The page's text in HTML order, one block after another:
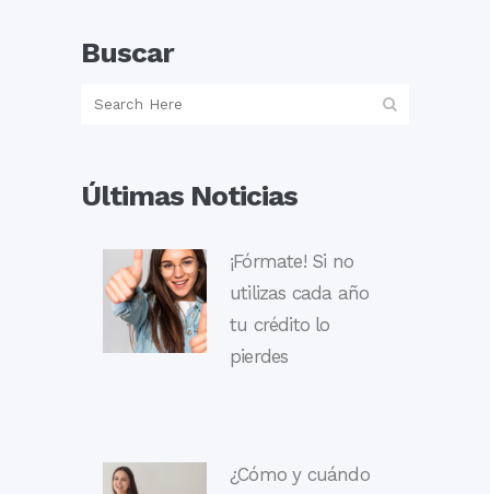
Buscar
Últimas Noticias
¡Fórmate! Si no
utilizas cada año
tu crédito lo
pierdes
¿Cómo y cuándo